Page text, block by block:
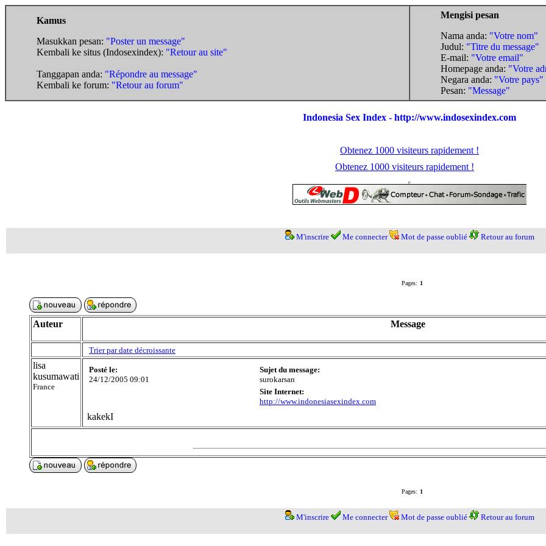
Kamus
Masukkan pesan: "Poster un message"
Kembali ke situs (Indosexindex): "Retour au site"
Tanggapan anda: "Répondre au message"
Kembali ke forum: "Retour au forum"
Mengisi pesan
Nama anda: "Votre nom"
Judul: "Titre du message"
E-mail: "Votre email"
Homepage anda: "Votre
Negara anda: "Votre pays"
Pesan: "Message"
Indonesia Sex Index - http://www.indosexindex.com
Obtenez 1000 visiteurs rapidement !
Obtenez 1000 visiteurs rapidement !
M'inscrire Me connecter Mot de passe oublié Retour au forum
Pages: 1
Auteur Message
Trier par date décroissante
lisa
kusumawati
France
Posté le:
24/12/2005 09:01
Sujet du message:
surokarsan
Site Internet:
http://www.indonesiasexindex.com
kakekI
Pages: 1
M'inscrire Me connecter Mot de passe oublié Retour au forum